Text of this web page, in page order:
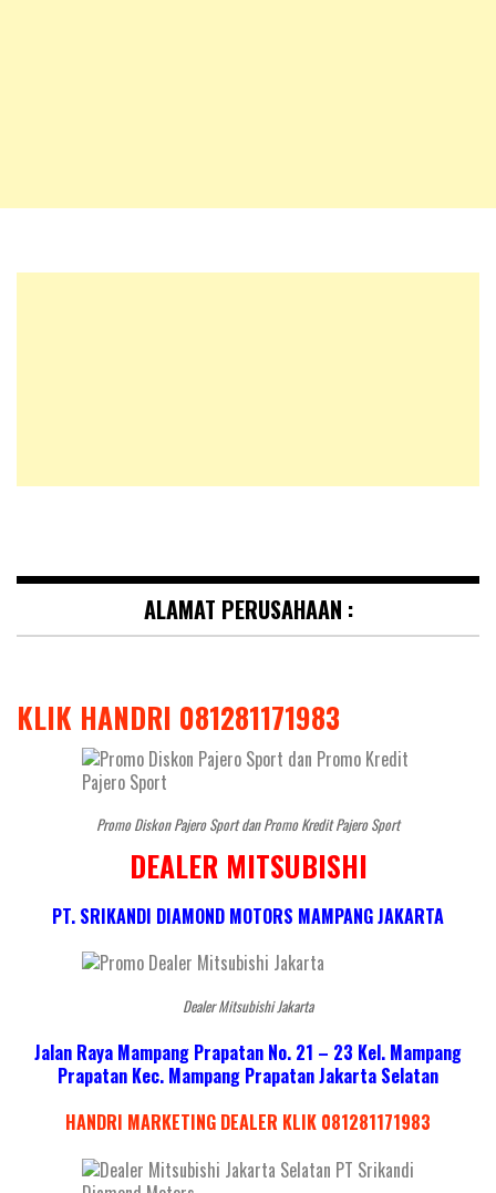
ALAMAT PERUSAHAAN :
KLIK HANDRI 081281171983
Promo Diskon Pajero Sport dan Promo Kredit Pajero Sport
DEALER MITSUBISHI
PT. SRIKANDI DIAMOND MOTORS MAMPANG JAKARTA
Dealer Mitsubishi Jakarta
Jalan Raya Mampang Prapatan No. 21 – 23 Kel. Mampang
Prapatan Kec. Mampang Prapatan Jakarta Selatan
HANDRI MARKETING DEALER KLIK 081281171983